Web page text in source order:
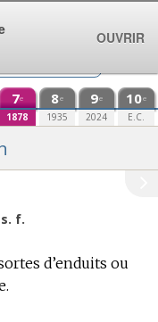
7e
1878
8e
1935
9e
2024
10e
E.C.
s. f.
d’enduits ou
OUVRIR